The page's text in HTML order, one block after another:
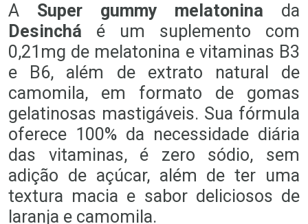
A Super gummy melatonina da
Desinchá é um suplemento com
0,21mg de melatonina e vitaminas B3
e B6, além de extrato natural de
camomila, em formato de gomas
gelatinosas mastigáveis. Sua fórmula
oferece 100% da necessidade diária
das vitaminas, é zero sódio, sem
adição de açúcar, além de ter uma
textura macia e sabor deliciosos de
laranja e camomila.